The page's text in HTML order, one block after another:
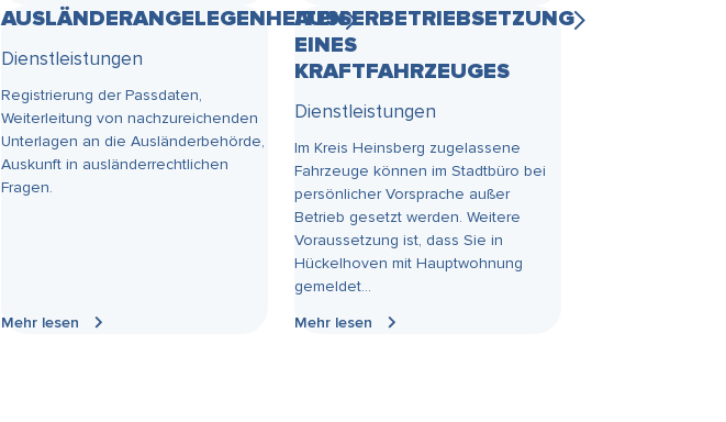
AUSLÄNDERANGELEGENHEITEN
Dienstleistungen
Registrierung der Passdaten,
Weiterleitung von nachzureichenden
Unterlagen an die Ausländerbehörde,
Auskunft in ausländerrechtlichen
Fragen.
Mehr lesen
AUSSERBETRIEBSETZUNG E
INES K
RAFTFAHRZEUGES
Dienstleistungen
Im Kreis Heinsberg zugelassene
Fahrzeuge können im Stadtbüro bei
persönlicher Vorsprache außer
Betrieb gesetzt werden. Weitere
Voraussetzung ist, dass Sie in
Hückelhoven mit Hauptwohnung
gemeldet...
Mehr lesen